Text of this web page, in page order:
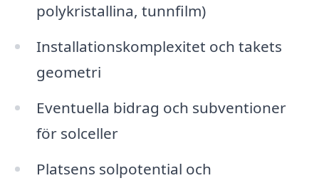
polykristallina, tunnfilm)
Installationskomplexitet och takets
geometri
Eventuella bidrag och subventioner
för solceller
Platsens solpotential och